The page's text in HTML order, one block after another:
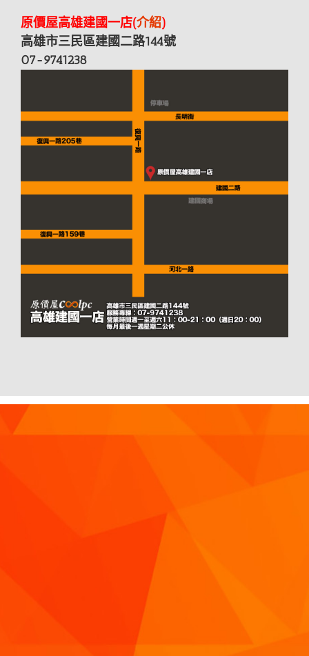
原價屋高雄建國一店(介紹)
高雄市三民區建國二路144號
07-9741238